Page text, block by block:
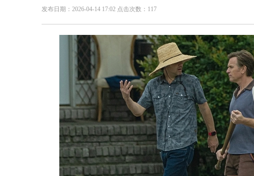
发布日期：2026-04-14 17:02 点击次数：117